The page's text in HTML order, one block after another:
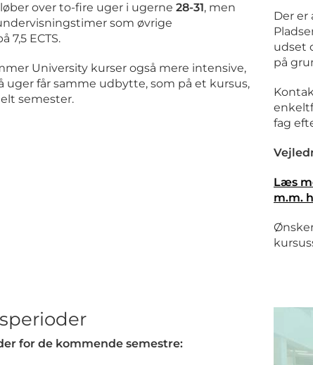
over to-fire uger i ugerne 28-31, men
som øvrige
7,5 ECTS.
University kurser også mere intensive,
uger får samme udbytte, som på et kursus,
semester.
Der er
udset
på
fag
Læs
m.m.
for de kommende semestre: